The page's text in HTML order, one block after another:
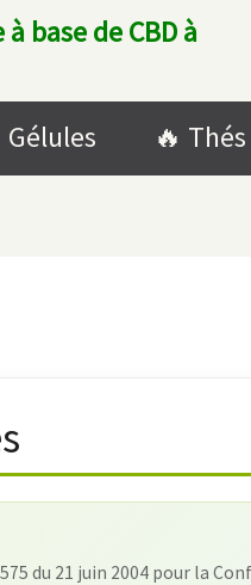
base de CBD à
Gélules 🔥​
du 21 juin 2004 pour la